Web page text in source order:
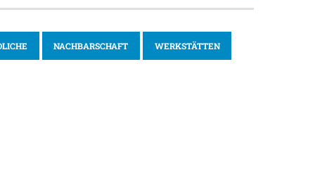
NACHBARSCHAFT WERKSTÄTTEN